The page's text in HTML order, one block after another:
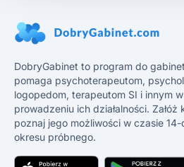
DobryGabinet to program do
pomaga psychoterapeutom,
logopedom, terapeutom SI i innym w
prowadzeniu ich działalności. Załóż
poznaj jego możliwości w czasie
okresu próbnego.